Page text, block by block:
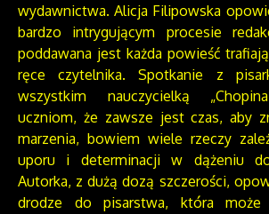
wydawnictwa. Alicja Filipowska
bardzo intrygującym procesie
poddawana jest każda powieść
ręce czytelnika. Spotkanie z
wszystkim nauczycielką
uczniom, że zawsze jest czas, aby
marzenia, bowiem wiele rzeczy
uporu i determinacji w dążeniu
Autorka, z dużą dozą szczerości,
drodze do pisarstwa, która może